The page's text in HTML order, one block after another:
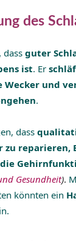
des
dassguter
ist. Er
Wecker und
.
dass
zu reparieren,
Gesundheit).
könnten ein